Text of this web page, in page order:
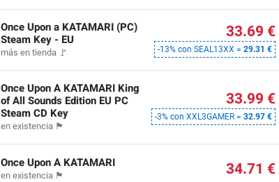
Once Upon a KATAMARI (PC)
Steam Key - EU
más en tienda 🚩
33.69 €
-13% con SEAL13XX = 29.31 €
Once Upon A KATAMARI King
of All Sounds Edition EU PC
Steam CD Key
en existencia 🏴
33.99 €
-3% con XXL3GAMER = 32.97 €
Once Upon A KATAMARI
en existencia 🏴 34.71 €